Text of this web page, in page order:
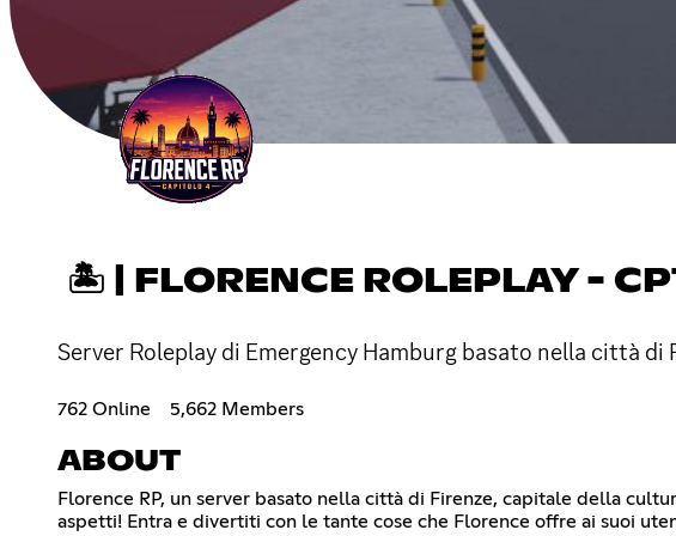
🏝 | FLORENCE ROLEPLAY -
Server Roleplay di Emergency Hamburg basato nella città
762 Online 5,662 Members
ABOUT
Florence RP, un server basato nella città di Firenze, capitale della
aspetti! Entra e divertiti con le tante cose che Florence offre ai suoi